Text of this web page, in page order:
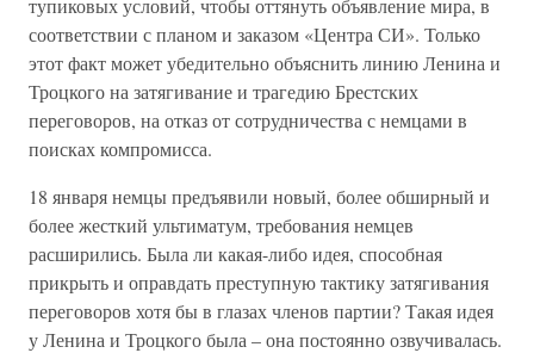
тупиковых условий, чтобы оттянуть объявление мира, в
соответствии с планом и заказом «Центра СИ». Только
этот факт может убедительно объяснить линию Ленина и
Троцкого на затягивание и трагедию Брестских
переговоров, на отказ от сотрудничества с немцами в
поисках компромисса.
18 января немцы предъявили новый, более обширный и
более жесткий ультиматум, требования немцев
расширились. Была ли какая-либо идея, способная
прикрыть и оправдать преступную тактику затягивания
переговоров хотя бы в глазах членов партии? Такая идея
у Ленина и Троцкого была – она постоянно озвучивалась.